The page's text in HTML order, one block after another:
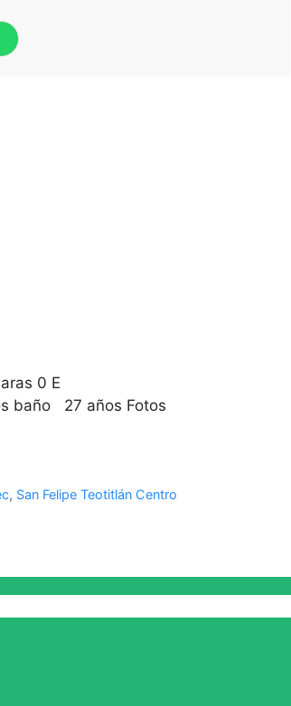
0 E
baño 27 años Fotos
, San Felipe Teotitlán Centro